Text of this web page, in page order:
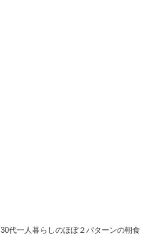
30代一人暮らしのほぼ２パターンの朝食